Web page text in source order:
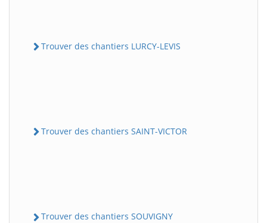
Trouver des chantiers LURCY-LEVIS
Trouver des chantiers SAINT-VICTOR
Trouver des chantiers SOUVIGNY